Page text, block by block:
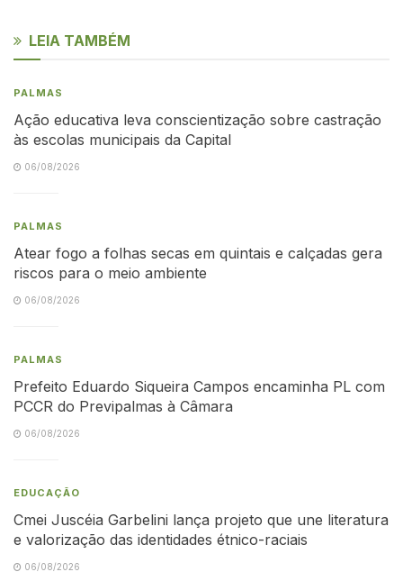
LEIA TAMBÉM
PALMAS
Ação educativa leva conscientização sobre castração
às escolas municipais da Capital
06/08/2026
PALMAS
Atear fogo a folhas secas em quintais e calçadas gera
riscos para o meio ambiente
06/08/2026
PALMAS
Prefeito Eduardo Siqueira Campos encaminha PL com
PCCR do Previpalmas à Câmara
06/08/2026
EDUCAÇÃO
Cmei Juscéia Garbelini lança projeto que une literatura
e valorização das identidades étnico-raciais
06/08/2026